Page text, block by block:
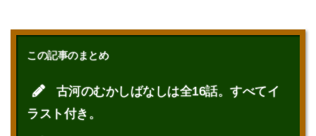
この記事のまとめ
古河のむかしばなしは全16話。すべてイ
ラスト付き。